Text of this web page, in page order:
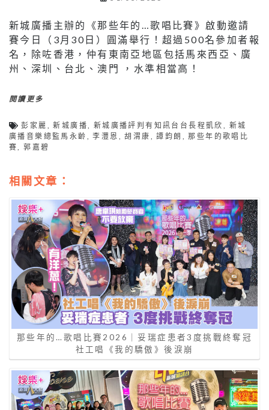
新城廣播主辦的《那些年的…歌唱比賽》啟動邀請
賽今日（3月30日）圓滿舉行！超過500名參加者報
名，除咗香港，仲有東南亞地區包括馬來西亞、廣
州、深圳、台北、澳門 ，水準相當高！
閱讀更多
彭家麗 ,新城廣播 新城廣播評判有知訊台台長程凱欣
新城
廣播音樂總監馬永齡
,李灃恩 ,胡渭康 ,譚鈞朗 ,那些年的歌唱比
賽
,郭嘉碧
相關文章：
那些年的…歌唱比賽2026｜妥瑞症患者3度挑戰終奪冠
社工唱《我的驕傲》後淚崩